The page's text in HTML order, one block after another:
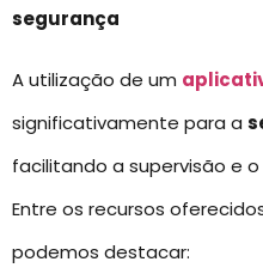
segurança
A utilização de um
significativamente para a
facilitando a supervisão e
Entre os recursos
podemos destacar: